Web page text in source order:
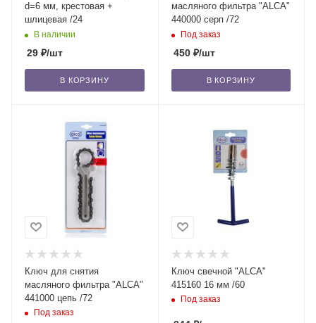
d=6 мм, крестовая +
шлицевая /24
В наличии
29 ₽/шт
В КОРЗИНУ
масляного фильтра "ALCA"
440000 серп /72
Под заказ
450₽/шт
В КОРЗИНУ
Ключ для снятия
масляного фильтра "ALCA"
441000 цепь /72
Под заказ
Ключ свечной "ALCA"
415160 16 мм /60
Под заказ